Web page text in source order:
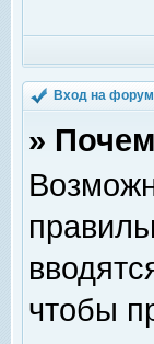
Вход на форум
»
чтобы